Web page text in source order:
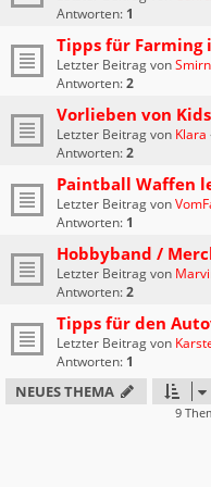
Antworten: 1
Tipps für Farming
Letzter Beitrag vonSmirn
Antworten:2
Vorlieben von
Letzter Beitrag von Klara
Antworten:2
Paintball Waffen
Letzter Beitrag von
Antworten: 1
Hobbyband /
Letzter Beitrag von
Antworten:2
Tipps für den
Letzter Beitrag von
Antworten: 1
NEUES THEMA
9